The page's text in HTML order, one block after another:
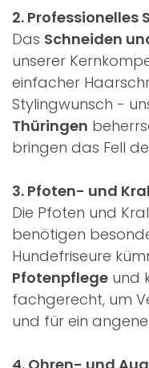
2. Professionelles
Das Schneiden
unserer
einfacher
Stylingwunsch -
Thüringen
bringen das Fell
3. Pfoten- und
Die Pfoten und
benötigen
Hundefriseure
Pfotenpflege und
fachgerecht, um
und für ein